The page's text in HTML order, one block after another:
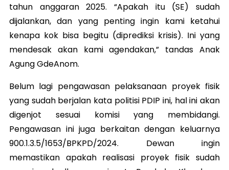
tahun anggaran 2025. “Apakah itu (SE) sudah
dijalankan, dan yang penting ingin kami ketahui
kenapa kok bisa begitu (diprediksi krisis). Ini yang
mendesak akan kami agendakan,” tandas Anak
Agung GdeAnom.
Belum lagi pengawasan pelaksanaan proyek fisik
yang sudah berjalan kata politisi PDIP ini, hal ini akan
digenjot sesuai komisi yang membidangi.
Pengawasan ini juga berkaitan dengan keluarnya
900.1.3.5/1653/BPKPD/2024. Dewan ingin
memastikan apakah realisasi proyek fisik sudah